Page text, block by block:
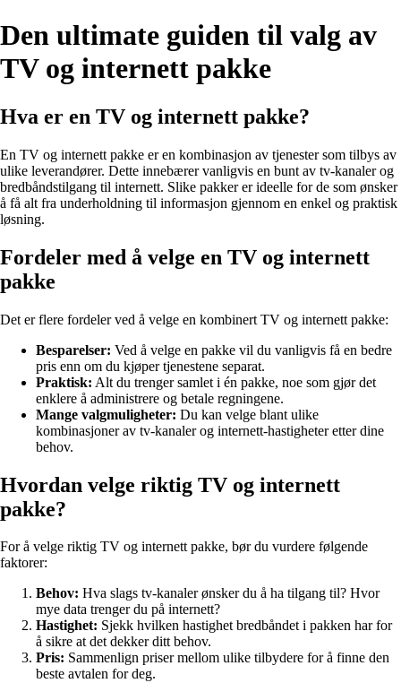
Den ultimate guiden til valg av
TV og internett pakke
Hva er en TV og internett pakke?
En TV og internett pakke er en kombinasjon av tjenester som tilbys av
ulike leverandører. Dette innebærer vanligvis en bunt av tv-kanaler og
bredbåndstilgang til internett. Slike pakker er ideelle for de som ønsker
å få alt fra underholdning til informasjon gjennom en enkel og praktisk
løsning.
Fordeler med å velge en TV og internett
pakke
Det er flere fordeler ved å velge en kombinert TV og internett pakke:
Besparelser: Ved å velge en pakke vil du vanligvis få en bedre
pris enn om du kjøper tjenestene separat.
Praktisk: Alt du trenger samlet i én pakke, noe som gjør det
enklere å administrere og betale regningene.
Mange valgmuligheter: Du kan velge blant ulike
kombinasjoner av tv-kanaler og internett-hastigheter etter dine
behov.
Hvordan velge riktig TV og internett
pakke?
For å velge riktig TV og internett pakke, bør du vurdere følgende
faktorer:
Behov: Hva slags tv-kanaler ønsker du å ha tilgang til? Hvor
mye data trenger du på internett?
Hastighet: Sjekk hvilken hastighet bredbåndet i pakken har for
å sikre at det dekker ditt behov.
Pris: Sammenlign priser mellom ulike tilbydere for å finne den
beste avtalen for deg.